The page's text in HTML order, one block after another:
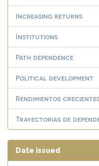
Increasing returns
Institutions
Path dependence
Political development
Rendimientos
Trayectorias de
Date issued